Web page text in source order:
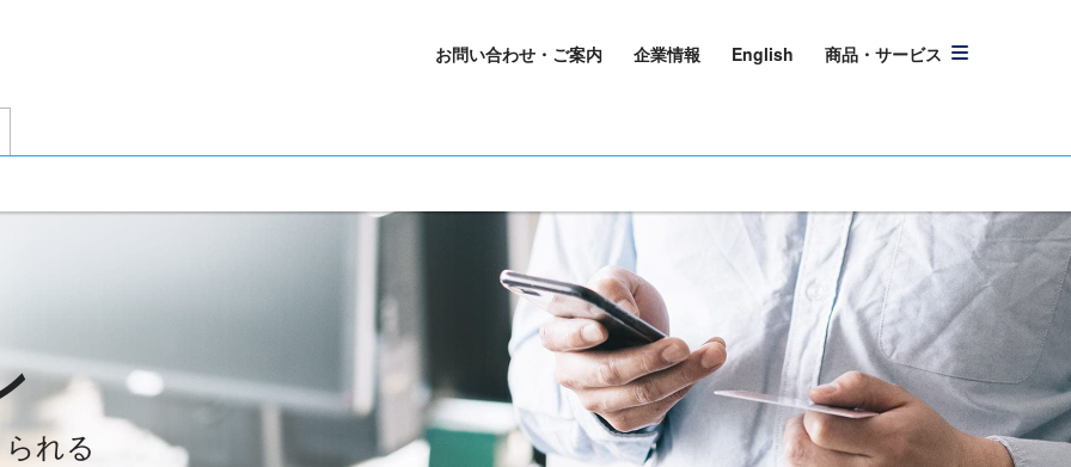
お問い合わせ・ご案内 企業情報 English 商品・サービス
れる